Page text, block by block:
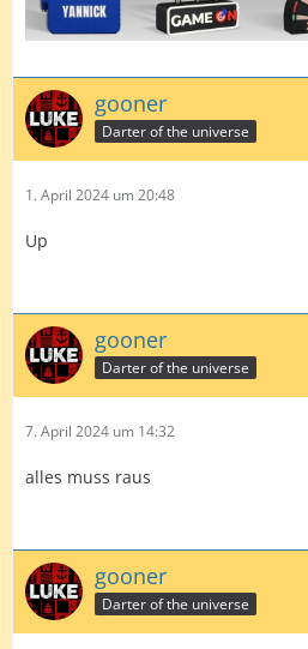
gooner
Darter of the universe
1. April 2024 um 20:48
Up
gooner
Darter of the universe
7. April 2024 um 14:32
alles muss raus
gooner
Darter of the universe